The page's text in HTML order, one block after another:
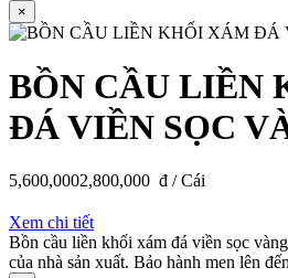
×
BỒN CẦU LIỀN
ĐÁ VIỀN SỌC
5,600,0002,800,000 đ / Cái
Xem chi tiết
Bồn cầu liền khối xám đá viền sọc
của nhà sản xuất. Bảo hành men lên